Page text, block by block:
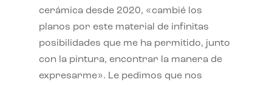
cerámica desde 2020, «cambié los
planos por este material de infinitas
posibilidades que me ha permitido, junto
con la pintura, encontrar la manera de
expresarme». Le pedimos que nos